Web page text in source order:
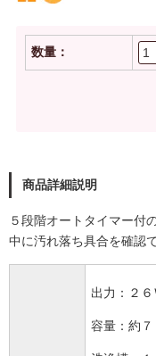
数量：
商品詳細説明
５段階オートタイマー付
中に汚れ落ち具合を確認
出力：２６
容量：約７